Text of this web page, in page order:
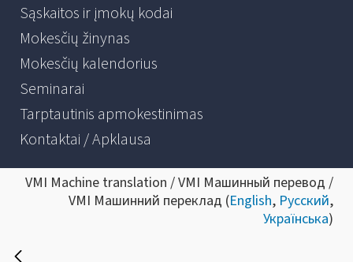
Sąskaitos ir įmokų kodai
Mokesčių žinynas
Mokesčių kalendorius
Seminarai
Tarptautinis apmokestinimas
Kontaktai / Apklausa
VMI Machine translation / VMI Машинный перевод /
VMI Машинний переклад (English, Русский,
Українська)